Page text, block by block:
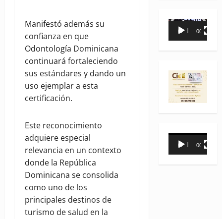
Manifestó además su
confianza en que
Odontología Dominicana
continuará fortaleciendo
sus estándares y dando un
uso ejemplar a esta
certificación.
Este reconocimiento
adquiere especial
relevancia en un contexto
donde la República
Dominicana se consolida
como uno de los
principales destinos de
turismo de salud en la
Reproductor
00:00 00:35
Reproductor
00:00 00:31